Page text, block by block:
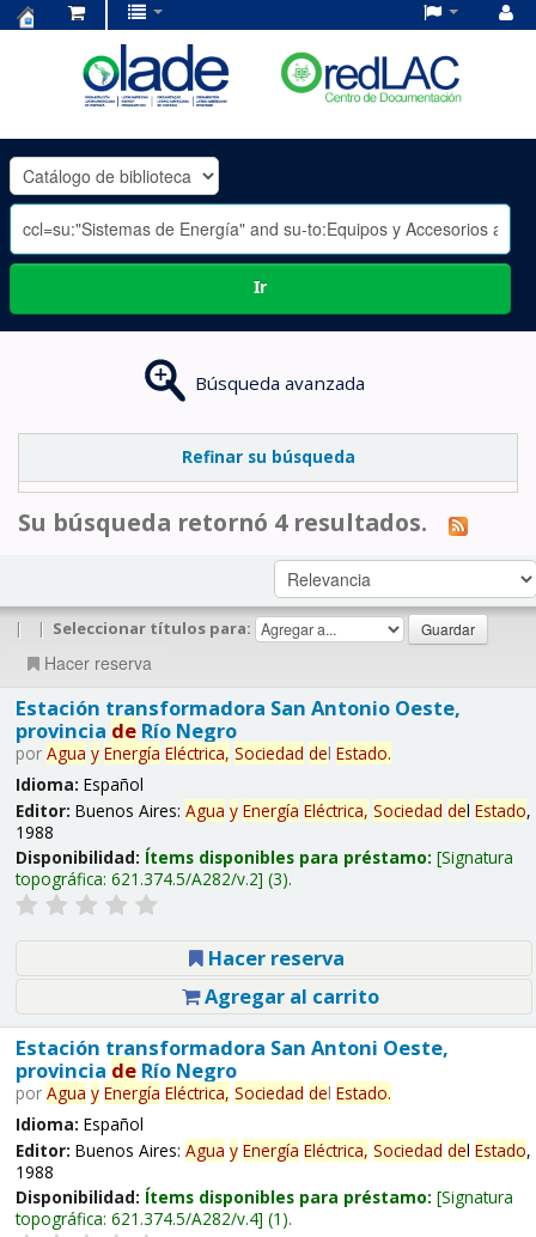
OLADE
-
Ir
Búsqueda avanzada
Refinar su búsqueda
Su búsqueda retornó 4 resultados.
| | Seleccionar títulos para:
Hacer reserva
Estación transformadora San Antonio Oeste,
provincia deRío Negro
por Agua y Energía Eléctrica, Sociedad del Estado.
Idioma: Español
Editor: Buenos Aires: Agua y Energía Eléctrica, Sociedad del Estado,
1988
Disponibilidad: Ítems disponibles para préstamo: Signatura
topográfica: 621.374.5/A282/v.2 (3).
Hacer reserva
Agregar al carrito
Estación transformadora San Antoni Oeste,
provincia deRío Negro
por Agua y Energía Eléctrica, Sociedad del Estado.
Idioma: Español
Editor: Buenos Aires: Agua y Energía Eléctrica, Sociedad del Estado,
1988
Disponibilidad: Ítems disponibles para préstamo: Signatura
topográfica: 621.374.5/A282/v.4 (1).